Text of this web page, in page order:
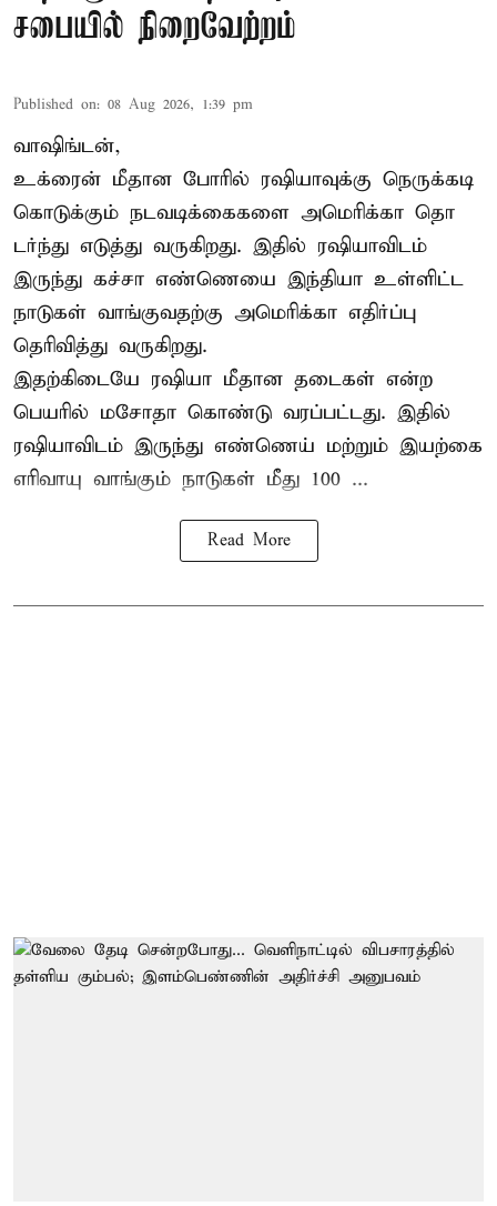
சபையில் நிறைவேற்றம்
Published on: 08 Aug 2026, 1:39 pm
வாஷிங்டன்,
உக்ரைன் மீதான போரில் ரஷியாவுக்கு நெருக்கடி
கொடுக்கும் நடவடிக்கைகளை அமெரிக்கா தொ
டர்ந்து எடுத்து வருகிறது. இதில் ரஷியாவிடம்
இருந்து கச்சா எண்ணெயை இந்தியா உள்ளிட்ட
நாடுகள் வாங்குவதற்கு அமெரிக்கா எதிர்ப்பு
தெரிவித்து வருகிறது.
இதற்கிடையே ரஷியா மீதான தடைகள் என்ற
பெயரில் மசோதா கொண்டு வரப்பட்டது. இதில்
ரஷியாவிடம் இருந்து எண்ணெய் மற்றும் இயற்கை
எரிவாயு வாங்கும் நாடுகள் மீது 100 ...
Read More